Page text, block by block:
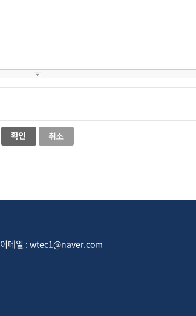
이메일 : wtec1@naver.com